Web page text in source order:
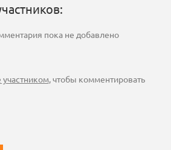
пока не добавлено
участником , чтобы комментировать